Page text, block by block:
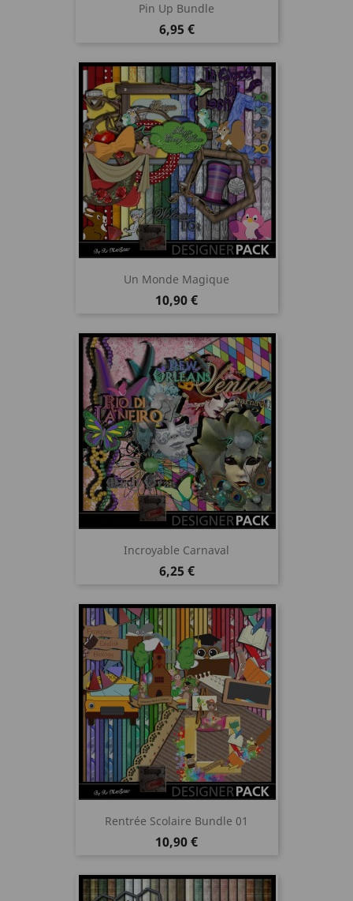
Pin Up Bundle
Prix
6,95 €
Un Monde Magique
Prix
10,90 €
Incroyable Carnaval
Prix
6,25 €
Rentrée Scolaire Bundle 01
Prix
10,90 €